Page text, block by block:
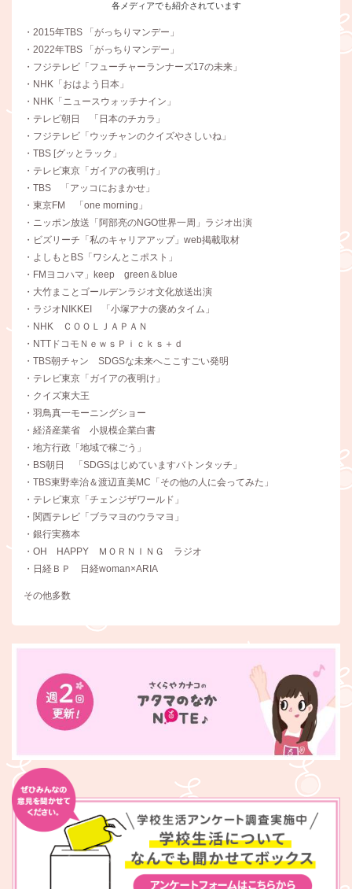
各メディアでも紹介されています
・2015年TBS 「がっちりマンデー」
・2022年TBS 「がっちりマンデー」
・フジテレビ「フューチャーランナーズ17の未来」
・NHK「おはよう日本」
・NHK「ニュースウォッチナイン」
・テレビ朝日 「日本のチカラ」
・フジテレビ「ウッチャンのクイズやさしいね」
・TBS [グッとラック」
・テレビ東京「ガイアの夜明け」
・TBS 「アッコにおまかせ」
・東京FM 「one morning」
・ニッポン放送「阿部亮のNGO世界一周」ラジオ出演
・ビズリーチ「私のキャリアアップ」web掲載取材
・よしもとBS「ワシんとこポスト」
・FMヨコハマ」keep green＆blue
・大竹まことゴールデンラジオ文化放送出演
・ラジオNIKKEI 「小塚アナの褒めタイム」
・NHK ＣＯＯＬＪＡＰＡＮ
・NTTドコモＮｅｗｓＰｉｃｋｓ＋ｄ
・TBS朝チャン SDGSな未来へここすごい発明
・テレビ東京「ガイアの夜明け」
・クイズ東大王
・羽鳥真一モーニングショー
・経済産業省 小規模企業白書
・地方行政「地域で稼ごう」
・BS朝日 「SDGSはじめていますバトンタッチ」
・TBS東野幸治＆渡辺直美MC「その他の人に会ってみた」
・テレビ東京「チェンジザワールド」
・関西テレビ「ブラマヨのウラマヨ」
・銀行実務本
・OH HAPPY ＭＯＲＮＩＮＧ ラジオ
・日経ＢＰ 日経woman×ARIA
その他多数